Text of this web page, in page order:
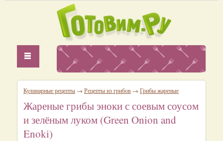
Кулинарные рецепты → Рецепты из грибов → Грибы жареные
Жареные грибы эноки с соевым соусом
и зелёным луком (Green Onion and
Enoki)